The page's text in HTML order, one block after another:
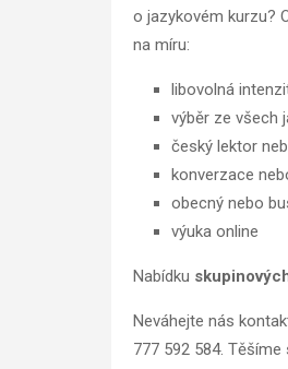
o jazykovém kurzu?
na míru:
libovolná
výběr ze všech
český lektor
konverzace
obecný nebo
výuka online
Nabídku
Neváhejte nás
777 592 584.